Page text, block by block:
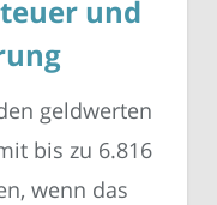
und
geldwerten
bis zu 6.816
wenn das